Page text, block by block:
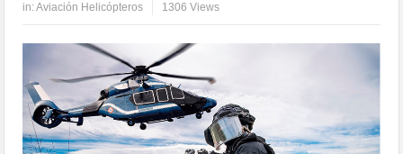
in:Aviación Helicópteros 1306 Views